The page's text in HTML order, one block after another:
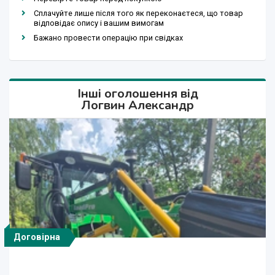
Сплачуйте лише після того як переконаєтеся, що товар
відповідає опису і вашим вимогам
Бажано провести операцію при свідках
Інші оголошення від
Логвин Александр
Договірна
Договірна
Договірна
Договірна Договірна
Договірна
Договірна
Договірна
Договірна
Договірна
Договірна
Договірна